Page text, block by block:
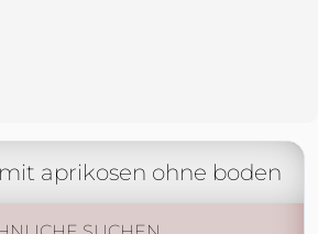
aprikosen ohne boden